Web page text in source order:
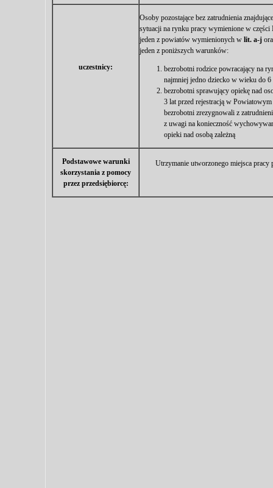
uczestnicy:
Osoby pozostające bez zatrudnienia
sytuacji na rynku pracy wymienione w części
jeden z powiatów wymienionych w lit. a-j
jeden z poniższych warunków:
bezrobotni rodzice powracający na
najmniej jedno dziecko w wieku do 6
bezrobotni sprawujący opiekę nad
3 lat przed rejestracją w
bezrobotni zrezygnowali z
z uwagi na konieczność
opieki nad osobą zależną
Podstawowe warunki
skorzystania z pomocy
przez przedsiębiorcę:
Utrzymanie utworzonego miejsca pracy